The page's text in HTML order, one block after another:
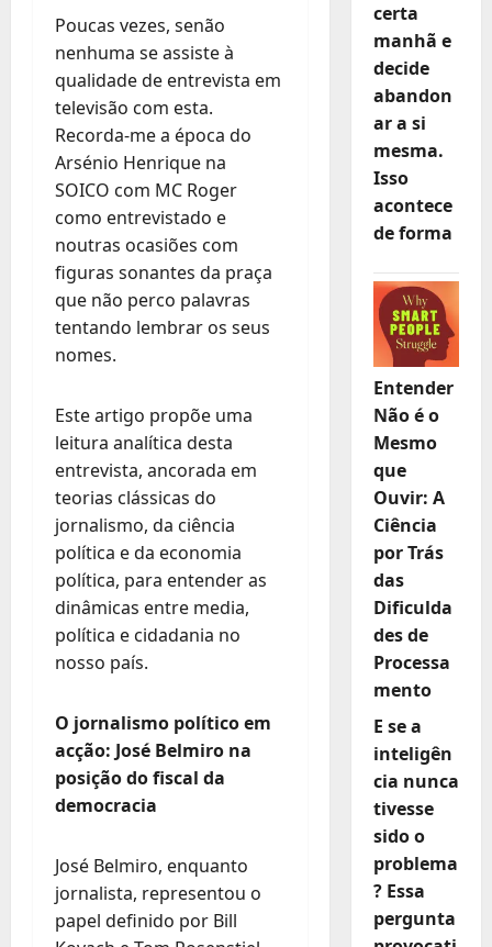
Poucas vezes, senão
nenhuma se assiste à
qualidade de entrevista em
televisão com esta.
Recorda-me a época do
Arsénio Henrique na
SOICO com MC Roger
como entrevistado e
noutras ocasiões com
figuras sonantes da praça
que não perco palavras
tentando lembrar os seus
nomes.
Este artigo propõe uma
leitura analítica desta
entrevista, ancorada em
teorias clássicas do
jornalismo, da ciência
política e da economia
política, para entender as
dinâmicas entre media,
política e cidadania no
nosso país.
O jornalismo político em
acção: José Belmiro na
posição do fiscal da
democracia
José Belmiro, enquanto
jornalista, representou o
papel definido por Bill
certa
manhã e
decide
abandon
ar a si
mesma.
Isso
acontece
de forma
Entender
Não é o
Mesmo
que
Ouvir: A
Ciência
por Trás
das
Dificulda
des de
Processa
mento
E se a
inteligên
cia nunca
tivesse
sido o
problema
? Essa
pergunta